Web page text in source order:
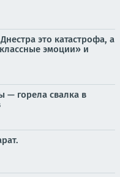
это катастрофа, а
эмоции» и
— горела свалка в